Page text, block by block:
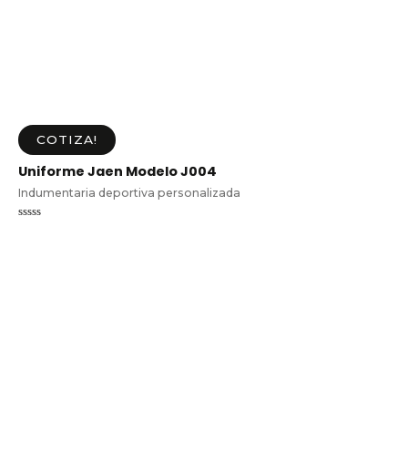
COTIZA!
Uniforme Jaen Modelo J004
Indumentaria deportiva personalizada